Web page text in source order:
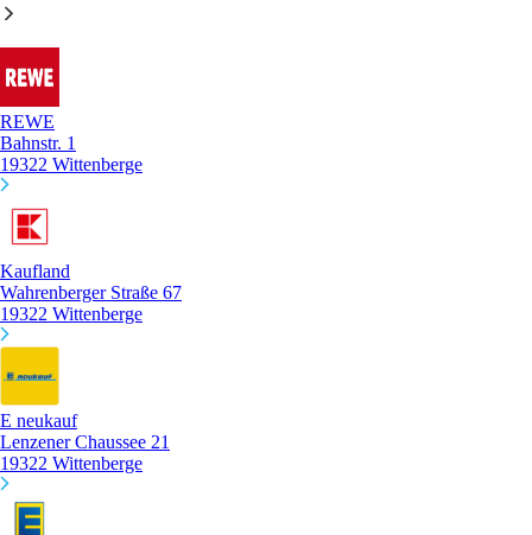
REWE
Bahnstr. 1
19322 Wittenberge
Kaufland
Wahrenberger Straße 67
19322 Wittenberge
E neukauf
Lenzener Chaussee 21
19322 Wittenberge